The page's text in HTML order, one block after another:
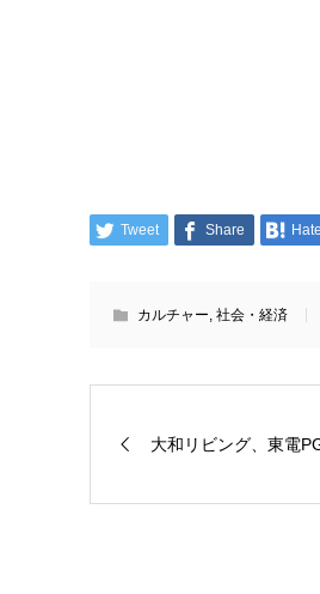
Tweet Share
カルチャー 社会・経済
大和リビング、東電